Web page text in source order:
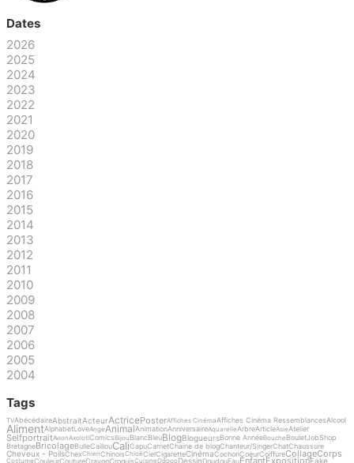
Dates
2026
2025
2024
2023
2022
2021
2020
2019
2018
2017
2016
2015
2014
2013
2012
2011
2010
2009
2008
2007
2006
2005
2004
Tags
TVAbécédaireAbstraitActeurActricePosterAffiches CinémaAffiches Cinéma RessemblancesAlcool
AlimentAlphabetLoveAngeAnimalAnimationAnniversaireAquarelleArbreArticleAsieAtelier
SelfportraitAvionAxolotlComicsBijou BlancBleuBlogBlogueursBonne AnnéeBouche BouletJobShop
BretagneBricolageBulleCaillouCaliCapuCarnetChaine de blogChanteur/SingerChatChaussure
Cheveux - PoilsChexChienChinoisChloéCielCigaretteCinémaCochonCoeurCoiffureCollageCorps
CostumeCouleurCoutureCrayonCroquisCuisineDdoooDessinDoudouEau Fake